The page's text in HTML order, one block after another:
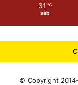
31 ℃
sáb
© Copyright